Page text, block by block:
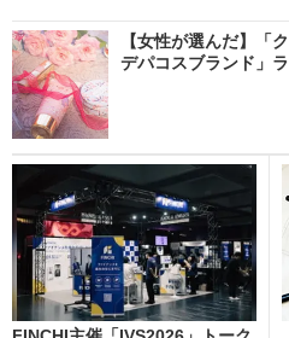
【女性が選んだ】「
デパコスブランド」